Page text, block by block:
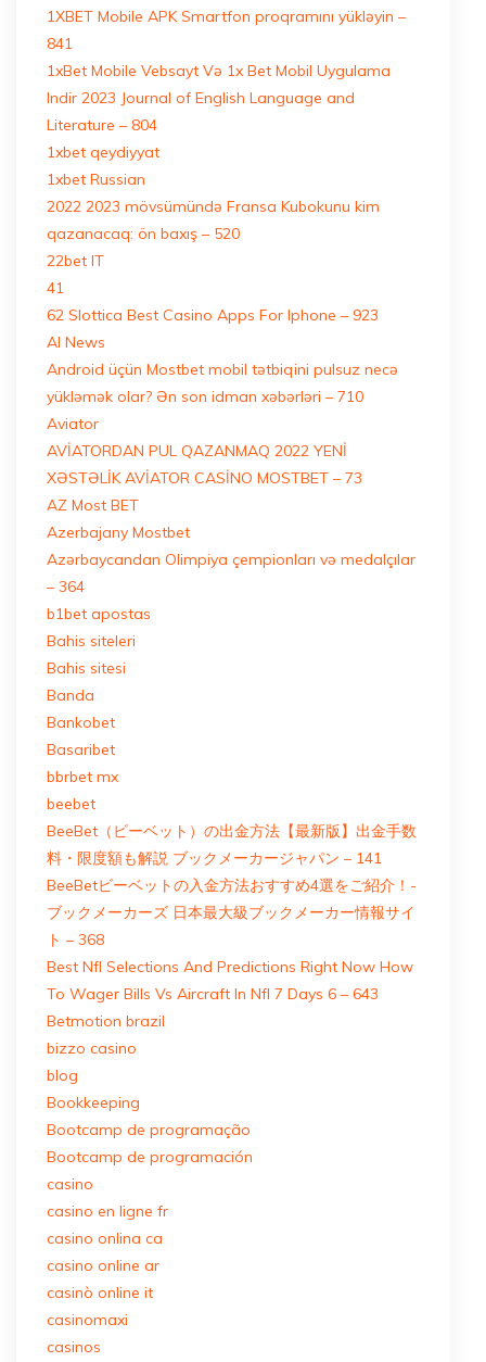
1XBET Mobile APK Smartfon proqramını yükləyin –
841
1xBet Mobile Vebsayt Və 1x Bet Mobil Uygulama
Indir 2023 Journal of English Language and
Literature – 804
1xbet qeydiyyat
1xbet Russian
2022 2023 mövsümündə Fransa Kubokunu kim
qazanacaq: ön baxış – 520
22bet IT
41
62 Slottica Best Casino Apps For Iphone – 923
AI News
Android üçün Mostbet mobil tətbiqini pulsuz necə
yükləmək olar? Ən son idman xəbərləri – 710
Aviator
AVİATORDAN PUL QAZANMAQ 2022 YENİ
XƏSTƏLİK AVİATOR CASİNO MOSTBET – 73
AZ Most BET
Azerbajany Mostbet
Azərbaycandan Olimpiya çempionları və medalçılar
– 364
b1bet apostas
Bahis siteleri
Bahis sitesi
Banda
Bankobet
Basaribet
bbrbet mx
beebet
BeeBet（ビーベット）の出金方法【最新版】出金手数
料・限度額も解説 ブックメーカージャパン – 141
BeeBetビーベットの入金方法おすすめ4選をご紹介！-
ブックメーカーズ 日本最大級ブックメーカー情報サイ
ト – 368
Best Nfl Selections And Predictions Right Now How
To Wager Bills Vs Aircraft In Nfl 7 Days 6 – 643
Betmotion brazil
bizzo casino
blog
Bookkeeping
Bootcamp de programação
Bootcamp de programación
casino
casino en ligne fr
casino onlina ca
casino online ar
casinò online it
casinomaxi
casinos